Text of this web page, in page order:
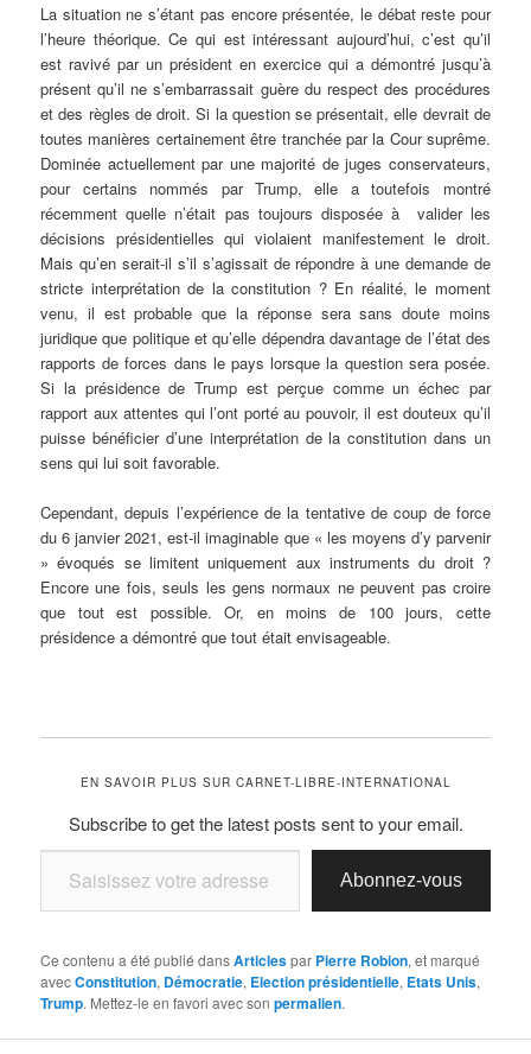
La situation ne s’étant pas encore présentée, le débat reste pour
l’heure théorique. Ce qui est intéressant aujourd’hui, c’est qu’il
est ravivé par un président en exercice qui a démontré jusqu’à
présent qu’il ne s’embarrassait guère du respect des procédures
et des règles de droit. Si la question se présentait, elle devrait de
toutes manières certainement être tranchée par la Cour suprême.
Dominée actuellement par une majorité de juges conservateurs,
pour certains nommés par Trump, elle a toutefois montré
récemment quelle n’était pas toujours disposée à valider les
décisions présidentielles qui violaient manifestement le droit.
Mais qu’en serait-il s’il s’agissait de répondre à une demande de
stricte interprétation de la constitution ? En réalité, le moment
venu, il est probable que la réponse sera sans doute moins
juridique que politique et qu’elle dépendra davantage de l’état des
rapports de forces dans le pays lorsque la question sera posée.
Si la présidence de Trump est perçue comme un échec par
rapport aux attentes qui l’ont porté au pouvoir, il est douteux qu’il
puisse bénéficier d’une interprétation de la constitution dans un
sens qui lui soit favorable.
Cependant, depuis l’expérience de la tentative de coup de force
du 6 janvier 2021, est-il imaginable que « les moyens d’y parvenir
» évoqués se limitent uniquement aux instruments du droit ?
Encore une fois, seuls les gens normaux ne peuvent pas croire
que tout est possible. Or, en moins de 100 jours, cette
présidence a démontré que tout était envisageable.
EN SAVOIR PLUS SUR CARNET-LIBRE-INTERNATIONAL
Subscribe to get the latest posts sent to your email.
Saisissez votre adresse e-mail…
Abonnez-vous
Ce contenu a été publié dansArticlespar Pierre Robion, et marqué
avecConstitution, Démocratie, Election présidentielle, Etats Unis,
Trump. Mettez-le en favori avec sonpermalien.